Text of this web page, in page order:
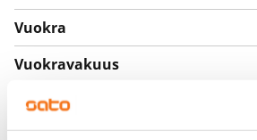
Vuokra
Vuokravakuus